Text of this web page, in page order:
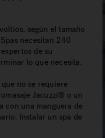
según el tamaño
necesitan 240
de su
lo que necesita.
no se requiere
Jacuzzi® o un
con una manguera de
Instalar un spa de